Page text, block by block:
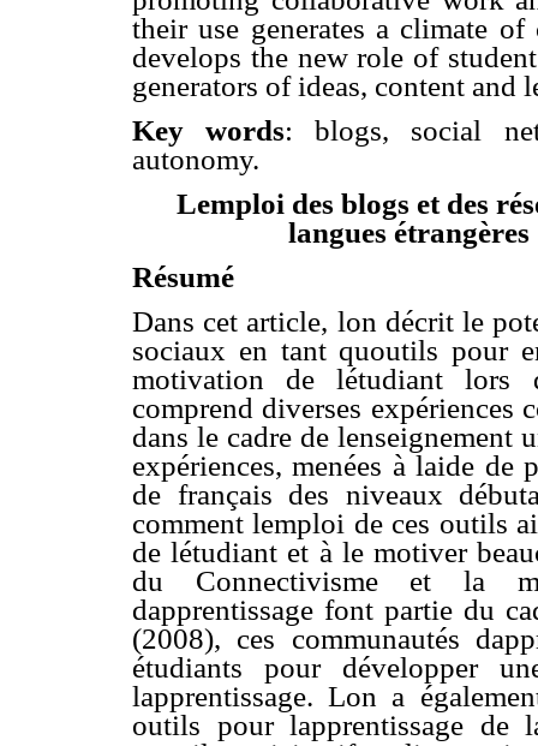
their use generates a climate
develops the new role of
generators of ideas, content and
Key words: blogs, social
autonomy.
Lemploi des blogs et des
langues
Résumé
Dans cet article, lon décrit le
sociaux en tant quoutils pour
motivation de létudiant lors
comprend diverses expériences
dans le cadre de
expériences, menées à laide de
de français des niveaux
comment lemploi de ces outils
de létudiant et à le motiver
du Connectivisme et la
dapprentissage font partie du
(2008), ces communautés
étudiants pour développer
lapprentissage. Lon a
outils pour lapprentissage de